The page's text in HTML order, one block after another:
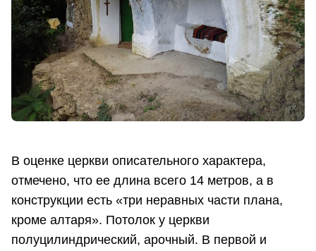
В оценке церкви описательного характера,
отмечено, что ее длина всего 14 метров, а в
конструкции есть «три неравных части плана,
кроме алтаря». Потолок у церкви
полуцилиндрический, арочный. В первой и